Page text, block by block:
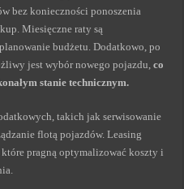
bez konieczności ponoszenia
Miesięczne raty są
budżetu. Dodatkowo, po
jest wybór nowego pojazdu,co
stanie technicznym.
takich jak serwisowanie
flotą pojazdów. Leasing
pragną optymalizować koszty i